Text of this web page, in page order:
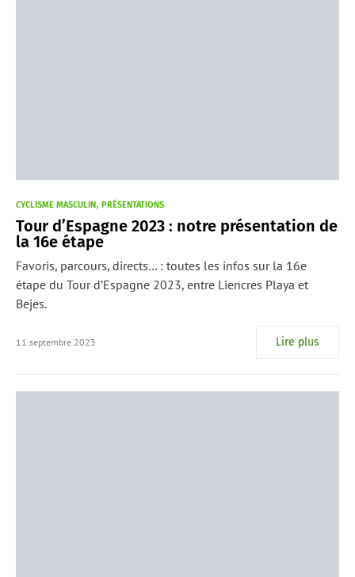
CYCLISME MASCULIN PRÉSENTATIONS
Tour d’Espagne 2023 : notre présentation de
la 16e étape
Favoris, parcours, directs… : toutes les infos sur la 16e
étape du Tour d’Espagne 2023, entre Liencres Playa et
Bejes.
11 septembre 2023 Lire plus